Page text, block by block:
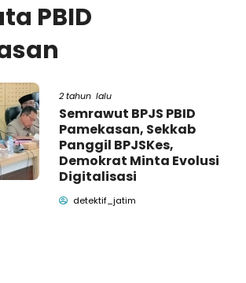
PBID
2 tahun lalu
Semrawut BPJS PBID
Pamekasan, Sekkab
Panggil BPJSKes,
Demokrat Minta Evolusi
Digitalisasi
detektif_jatim